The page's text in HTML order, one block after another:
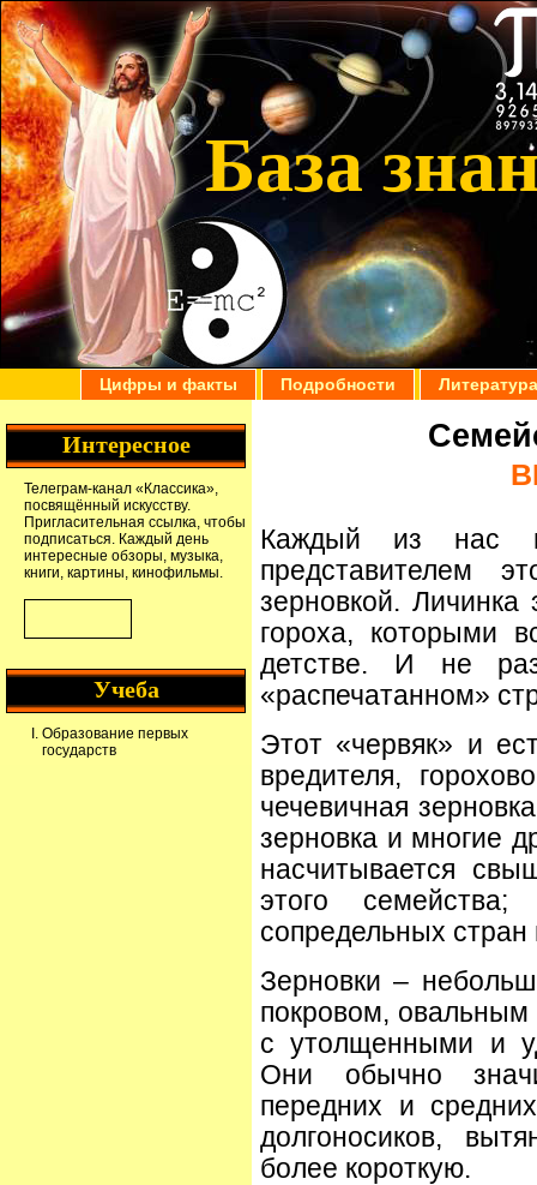
База
Цифры и факты Подробности Литература
Каждый из нас
представителем
зерновкой. Личинка
гороха, которыми
детстве. И не
«распечатанном»
Этот «червяк» и
вредителя,
чечевичная
зерновка и многие
насчитывается
этого
сопредельных стран
Зерновки –
покровом,
с утолщенными и
Они обычно
передних и
долгоносиков,
более короткую.
Интересное
Телеграм-канал «Классика»,
посвящённый искусству.
Пригласительная ссылка, чтобы
подписаться. Каждый день
интересные обзоры, музыка,
книги, картины, кинофильмы.
Учеба
Образование первых
государств